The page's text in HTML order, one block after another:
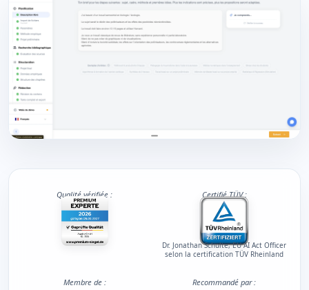
Qualité vérifiée : Certifié TÜV :
Dr. Jonathan Schulte, EU AI Act Officer
selon la certification TÜV Rheinland
Membre de : Recommandé par :